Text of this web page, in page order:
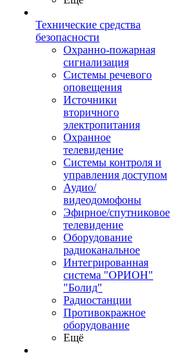
Технические средства
безопасности
Охранно-пожарная
сигнализация
Системы речевого
оповещения
Источники
вторичного
электропитания
Охранное
телевидение
Системы контроля и
управления доступом
Аудио/
видеодомофоны
Эфирное/спутниковое
телевидение
Оборудование
радиоканальное
Интегрированная
система "ОРИОН"
"Болид"
Радиостанции
Противокражное
оборудование
Ещё